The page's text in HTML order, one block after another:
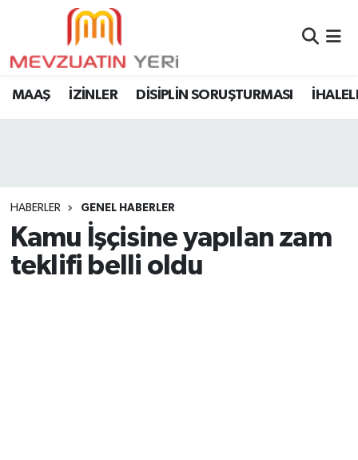
MAAŞ İZİNLER DİSİPLİN SORUŞTURMASI
HABERLER GENEL HABERLER
Kamu İşçisine yapılan zam
teklifi belli oldu